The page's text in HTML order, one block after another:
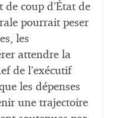
coup d’État de
pourrait peser
les
attendre la
de l’exécutif
les dépenses
une trajectoire